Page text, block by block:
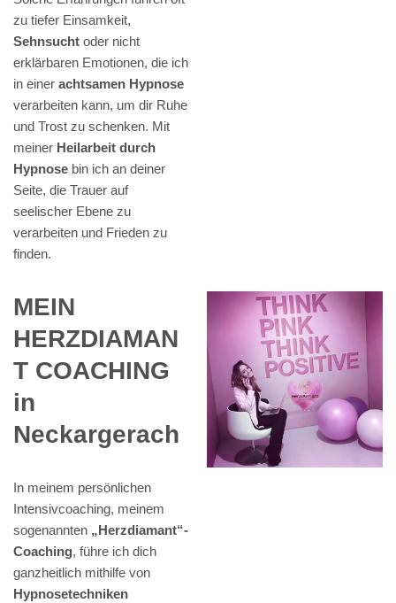
zu tiefer Einsamkeit,
Sehnsucht oder nicht
erklärbaren Emotionen, die ich
in einer achtsamen Hypnose
verarbeiten kann, um dir Ruhe
und Trost zu schenken. Mit
meiner Heilarbeit durch
Hypnose bin ich an deiner
Seite, die Trauer auf
seelischer Ebene zu
verarbeiten und Frieden zu
finden.
MEIN
HERZDIAMAN
T COACHING
in
Neckargerach
In meinem persönlichen
Intensivcoaching, meinem
sogenannten „Herzdiamant“-
Coaching, führe ich dich
ganzheitlich mithilfe von
Hypnosetechniken